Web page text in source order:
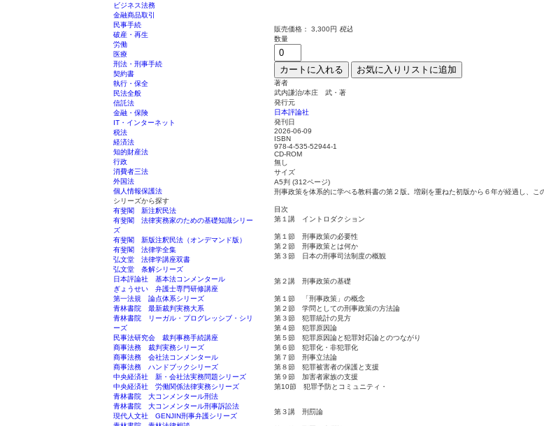
販売価格： 3,300円 税込
数量
カートに入れる お気に入りリストに追加
著者
武内謙治/本庄 武・著
発行元
日本評論社
発刊日
2026-06-09
ISBN
978-4-535-52944-1
CD-ROM
無し
サイズ
A5判 (312ページ)
刑事政策を体系的に学べる教科書の第２版。増刷を重ねた初版から６年が経過し、こ
目次
第１講 イントロダクション
第１節 刑事政策の必要性
第２節 刑事政策とは何か
第３節 日本の刑事司法制度の概観
第２講 刑事政策の基礎
第１節 「刑事政策」の概念
第２節 学問としての刑事政策の方法論
第３節 犯罪統計の見方
第４節 犯罪原因論
第５節 犯罪原因論と犯罪対応論とのつながり
第６節 犯罪化・非犯罪化
第７節 刑事立法論
第８節 犯罪被害者の保護と支援
第９節 加害者家族の支援
第10節 犯罪予防とコミュニティ・
第３講 刑罰論
ビジネス法務
金融商品取引
民事手続
破産・再生
労働
医療
刑法・刑事手続
契約書
執行・保全
民法全般
信託法
金融・保険
IT・インターネット
税法
経済法
知的財産法
行政
消費者三法
外国法
個人情報保護法
シリーズから探す
有斐閣 新注釈民法
有斐閣 法律実務家のための基礎知識シリー
ズ
有斐閣 新版注釈民法（オンデマンド版）
有斐閣 法律学全集
弘文堂 法律学講座双書
弘文堂 条解シリーズ
日本評論社 基本法コンメンタール
ぎょうせい 弁護士専門研修講座
第一法規 論点体系シリーズ
青林書院 最新裁判実務大系
青林書院 リーガル・プログレッシブ・シリ
ーズ
民事法研究会 裁判事務手続講座
商事法務 裁判実務シリーズ
商事法務 会社法コンメンタール
商事法務 ハンドブックシリーズ
中央経済社 新・会社法実務問題シリーズ
中央経済社 労働関係法律実務シリーズ
青林書院 大コンメンタール刑法
青林書院 大コンメンタール刑事訴訟法
現代人文社 GENJIN刑事弁護シリーズ